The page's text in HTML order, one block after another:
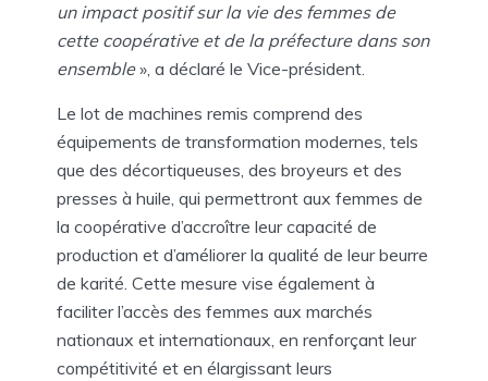
un impact positif sur la vie des femmes de
cette coopérative et de la préfecture dans son
ensemble», a déclaré le Vice-président.
Le lot de machines remis comprend des
équipements de transformation modernes, tels
que des décortiqueuses, des broyeurs et des
presses à huile, qui permettront aux femmes de
la coopérative d’accroître leur capacité de
production et d’améliorer la qualité de leur beurre
de karité. Cette mesure vise également à
faciliter l’accès des femmes aux marchés
nationaux et internationaux, en renforçant leur
compétitivité et en élargissant leurs